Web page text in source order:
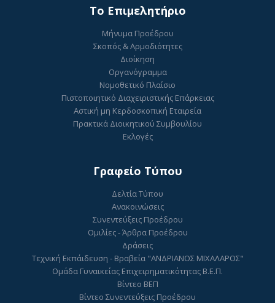
To Επιμελητήριο
Μήνυμα Προέδρου
Σκοπός & Αρμοδιότητες
Διοίκηση
Οργανόγραμμα
Νομοθετικό Πλαίσιο
Πιστοποιητικό Διαχειριστικής Επάρκειας
Αστική μη Κερδοσκοπική Εταιρεία
Πρακτικά Διοικητικού Συμβουλίου
Εκλογές
Γραφείο Τύπου
Δελτία Τύπου
Ανακοινώσεις
Συνεντεύξεις Προέδρου
Ομιλίες - Άρθρα Προέδρου
Δράσεις
Τεχνική Εκπάιδευση - Βραβεία "ΑΝΔΡΙΑΝΟΣ ΜΙΧΑΛΑΡΟΣ"
Ομάδα Γυναικείας Επιχειρηματικότητας Β.Ε.Π.
Βίντεο ΒΕΠ
Βίντεο Συνεντεύξεις Προέδρου